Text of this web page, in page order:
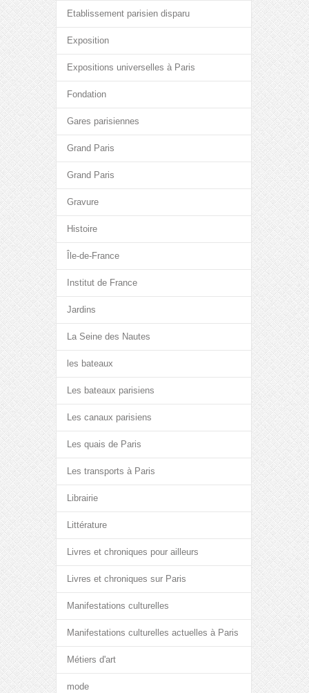
Etablissement parisien disparu
Exposition
Expositions universelles à Paris
Fondation
Gares parisiennes
Grand Paris
Grand Paris
Gravure
Histoire
Île-de-France
Institut de France
Jardins
La Seine des Nautes
les bateaux
Les bateaux parisiens
Les canaux parisiens
Les quais de Paris
Les transports à Paris
Librairie
Littérature
Livres et chroniques pour ailleurs
Livres et chroniques sur Paris
Manifestations culturelles
Manifestations culturelles actuelles à Paris
Métiers d'art
mode